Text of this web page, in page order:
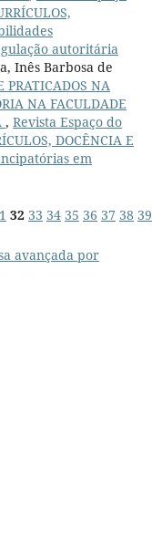
autoritária
Inês Barbosa de
PRATICADOS NA
NA FACULDADE
, Revista Espaço do
DOCÊNCIA E
em
32 33 34 35 36 37 38 39
avançada por